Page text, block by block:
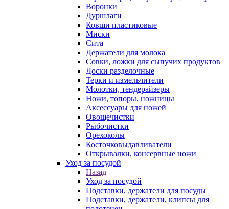
Воронки
Дуршлаги
Ковши пластиковые
Миски
Сита
Держатели для молока
Совки, ложки для сыпучих продуктов
Доски разделочные
Терки и измельчители
Молотки, тендерайзеры
Ножи, топоры, ножницы
Аксессуары для ножей
Овощечистки
Рыбочистки
Орехоколы
Косточковыдавливатели
Открывалки, консервные ножи
Уход за посудой
Назад
Уход за посудой
Подставки, держатели для посуды
Подставки, держатели, клипсы для